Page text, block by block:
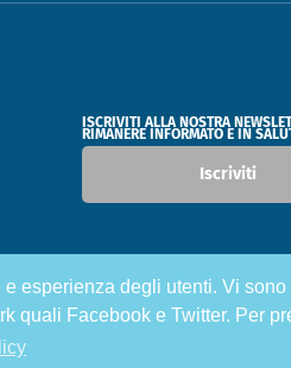
esperienza degli utenti. Vi
quali Facebook e Twitter. Per
ISCRIVITI ALLA NOSTRA
RIMANERE INFORMATO E IN
Iscriviti